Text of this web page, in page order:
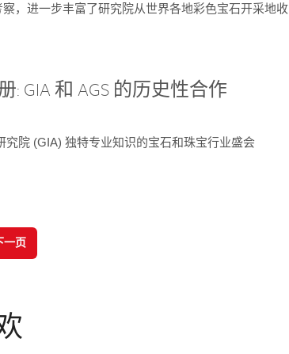
，进一步丰富了研究院从世界各地彩色宝石开采地收
: GIA 和 AGS 的历史性合作
院 (GIA) 独特专业知识的宝石和珠宝行业盛会
一页